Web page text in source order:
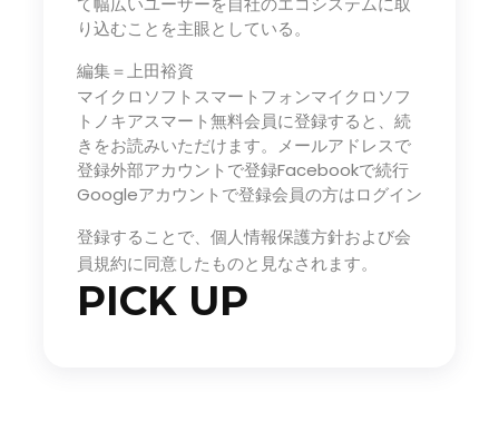
り込むことを主眼としている。
編集＝上田裕資
マイクロソフトスマートフォンマイクロソフ
トノキアスマート無料会員に登録すると、続
きをお読みいただけます。メールアドレスで
登録外部アカウントで登録Facebookで続行
Googleアカウントで登録会員の方はログイン
登録することで、個人情報保護方針および会
員規約に同意したものと見なされます。
PICK UP